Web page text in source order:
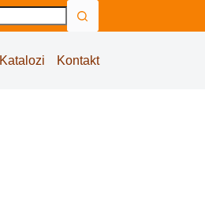
Katalozi Kontakt